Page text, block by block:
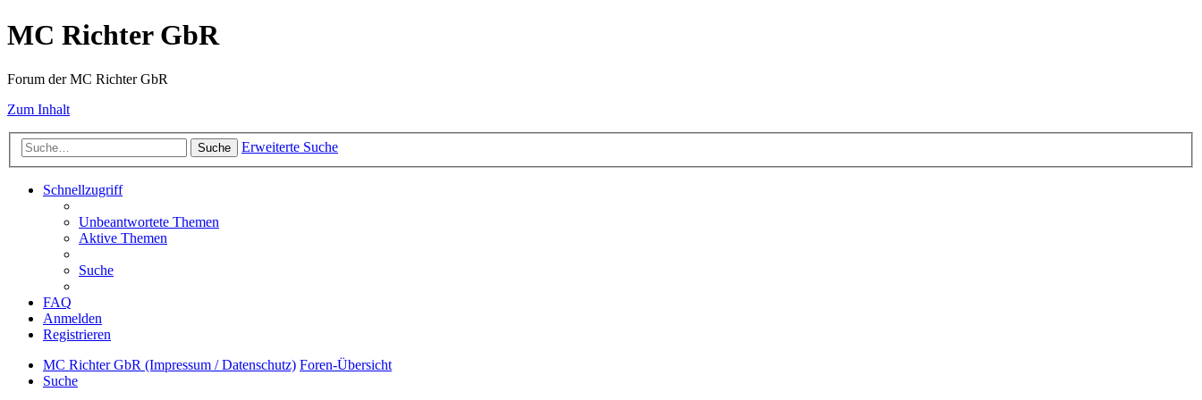
MC Richter GbR
Forum der MC Richter GbR
Zum Inhalt
Suche Erweiterte Suche
Schnellzugriff
Unbeantwortete Themen
Aktive Themen
Suche
FAQ
Anmelden
Registrieren
MC Richter GbR (Impressum / Datenschutz) Foren-Übersicht
Suche